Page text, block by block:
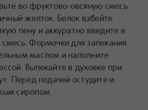
во фруктово-овсяную смесь
желток. Белок взбейте
пену и аккуратно введите в
Формочки для запекания
маслом и наполните
Выпекайте в духовке при
Перед подачей остудите и
сиропом.